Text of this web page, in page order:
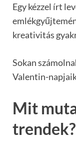
Egy kézzel írt
kreativitás
Sokan
Valentin-
Mit
trendek?